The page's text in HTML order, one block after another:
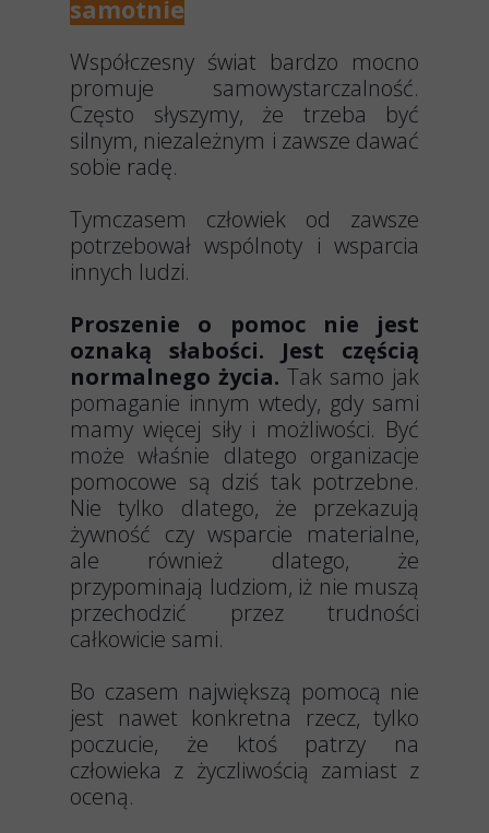
samotnie
Współczesny świat bardzo mocno
promuje samowystarczalność.
Często słyszymy, że trzeba być
silnym, niezależnym i zawsze dawać
sobie radę.
Tymczasem człowiek od zawsze
potrzebował wspólnoty i wsparcia
innych ludzi.
Proszenie o pomoc nie jest
oznaką słabości. Jest częścią
normalnego życia. Tak samo jak
pomaganie innym wtedy, gdy sami
mamy więcej siły i możliwości. Być
może właśnie dlatego organizacje
pomocowe są dziś tak potrzebne.
Nie tylko dlatego, że przekazują
żywność czy wsparcie materialne,
ale również dlatego, że
przypominają ludziom, iż nie muszą
przechodzić przez trudności
całkowicie sami.
Bo czasem największą pomocą nie
jest nawet konkretna rzecz, tylko
poczucie, że ktoś patrzy na
człowieka z życzliwością zamiast z
oceną.